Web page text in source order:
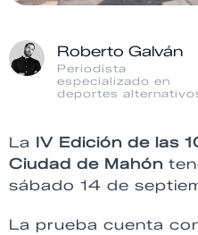
Roberto Galván
Periodista
especializado en
deportes
La
IV Edición de las
Ciudad de Mahón
sábado 14 de
La prueba cuenta